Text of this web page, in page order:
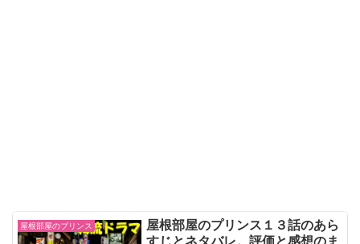
屋根部屋のプリンス
屋根部屋のプリンス１３話のあら
すじとネタバレ。評価と感想のま